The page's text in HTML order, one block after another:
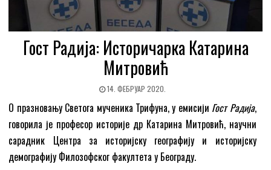
Гост Радија: Историчарка Катарина
Митровић
14. ФЕБРУАР 2020.
О празновању Светога мученика Трифуна, у емисији Гост Радија,
говорила је професор историје др Катарина Митровић, научни
сарадник Центра за историјску географију и историјску
демографију Филозофског факултета у Београду.